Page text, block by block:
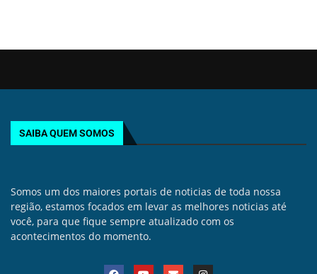
SAIBA QUEM SOMOS
Somos um dos maiores portais de noticias de toda nossa
região, estamos focados em levar as melhores noticias até
você, para que fique sempre atualizado com os
acontecimentos do momento.